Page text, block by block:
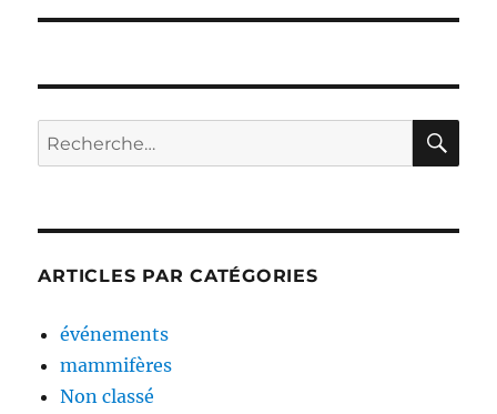
Recherche
pour :
ARTICLES PAR CATÉGORIES
événements
mammifères
Non classé